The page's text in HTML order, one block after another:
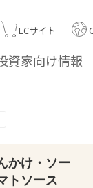
資家向け情報
ECサイト
かけ・ソー
トソース